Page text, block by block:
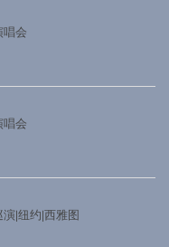
会
会
|纽约|西雅图